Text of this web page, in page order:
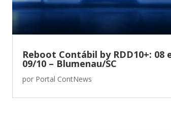
Reboot Contábil by RDD10+: 08
09/10 – Blumenau/SC
por Portal ContNews